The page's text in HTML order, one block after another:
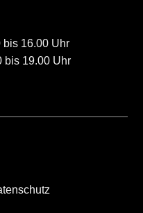
bis 16.00 Uhr
bis 19.00 Uhr